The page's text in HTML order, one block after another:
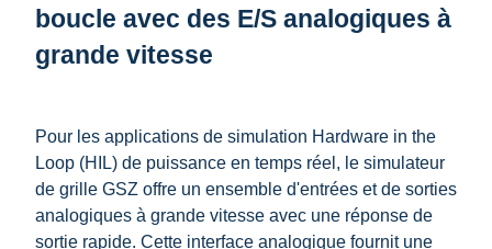
boucle avec des E/S analogiques à
grande vitesse
Pour les applications de simulation Hardware in the
Loop (HIL) de puissance en temps réel, le simulateur
de grille GSZ offre un ensemble d'entrées et de sorties
analogiques à grande vitesse avec une réponse de
sortie rapide. Cette interface analogique fournit une